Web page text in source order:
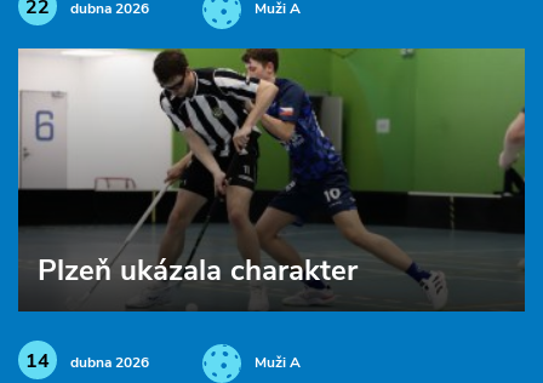
22 dubna 2026 Muži A
Plzeň ukázala charakter
14 dubna 2026 Muži A